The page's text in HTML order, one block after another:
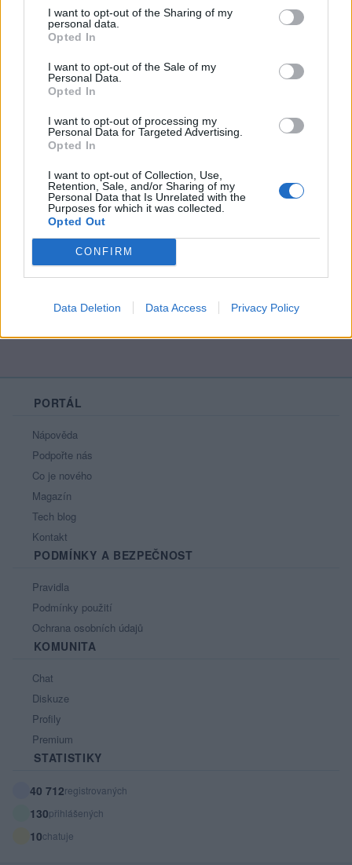
I want to opt-out of the Sharing of my
personal data.
Opted In
I want to opt-out of the Sale of my
Personal Data.
Opted In
I want to opt-out of processing my
Personal Data for Targeted Advertising.
Opted In
I want to opt-out of Collection, Use,
Retention, Sale, and/or Sharing of my
Personal Data that Is Unrelated with the
Purposes for which it was collected.
Opted Out
CONFIRM
Data Deletion Data Access Privacy Policy
Říká o mně:
Říká o mně:
Kamarád:
Říká o mně:
PORTÁL
Nápověda
Podpořte nás
Co je nového
Magazín
Tech blog
Kontakt
PODMÍNKY A BEZPEČNOST
Pravidla
Podmínky použití
Ochrana osobních údajů
KOMUNITA
Chat
Diskuze
Profily
Premium
STATISTIKY
40 712registrovaných
130přihlášených
10chatuje